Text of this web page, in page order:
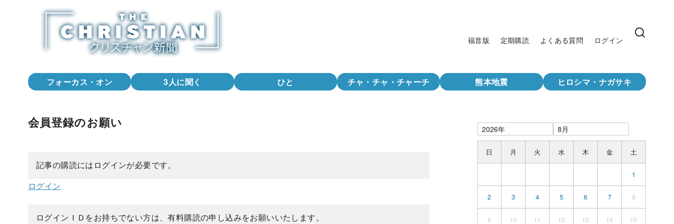
福音版 定期購読 よくある質問 ログイン
フォーカス・オン 3人に聞く ひと チャ・チャ・チャーチ 熊本地震 ヒロシマ・ナガサキ
会員登録のお願い
記事の購読にはログインが必要です。
ログイン
ログインＩＤをお持ちでない方は、有料購読の申し込みをお願いいたします。
日 月 火 水 木 金 土
1
2 3 4 5 6 7 8
9 10 11 12 13 14 15